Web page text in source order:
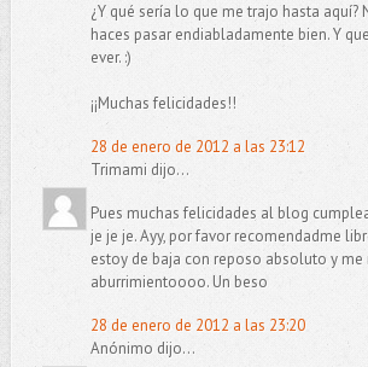
¿Y qué sería lo que me trajo hasta aquí?
haces pasar endiabladamente bien. Y
ever. :)
¡¡Muchas felicidades!!
28 de enero de 2012 a las 23:12
Trimami dijo...
Pues muchas felicidades al blog
je je je. Ayy, por favor recomendadme
estoy de baja con reposo absoluto y
aburrimientoooo. Un beso
28 de enero de 2012 a las 23:20
Anónimo dijo...